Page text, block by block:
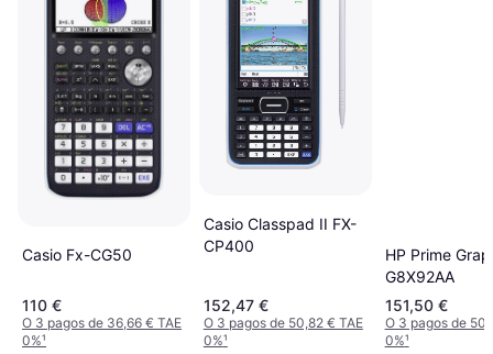
Casio Fx-CG50
110 €
O 3 pagos de 36,66 € TAE
0%¹
Casio Classpad II FX-
CP400
152,47 €
O 3 pagos de 50,82 € TAE
0%¹
HP Prime
G8X92AA
151,50 €
O 3 pagos de
0%¹